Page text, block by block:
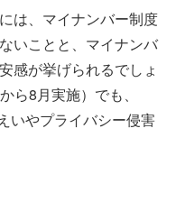
は、マイナンバー制度
いことと、マイナンバ
感が挙げられるでしょ
ら8月実施）でも、
いやプライバシー侵害